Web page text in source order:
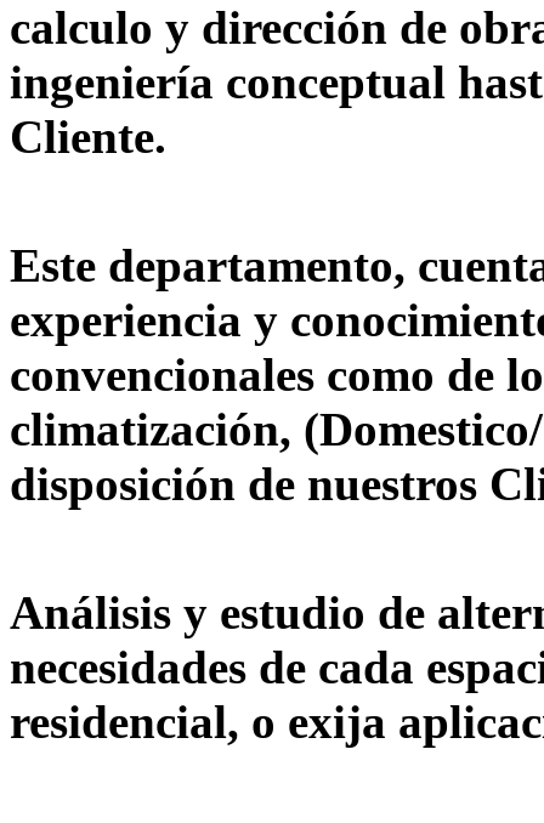
calculo y dirección de
ingeniería conceptual
Cliente.
Este departamento,
experiencia y
convencionales como de
climatización,
disposición de nuestros
Análisis y estudio de
necesidades de cada
residencial, o exija